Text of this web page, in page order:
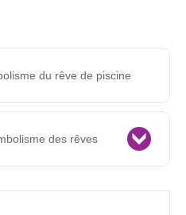
du rêve de piscine
des rêves